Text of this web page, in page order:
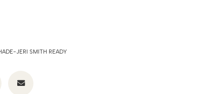
JERI SMITH READY